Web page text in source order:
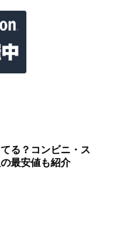
る？コンビニ・ス
最安値も紹介